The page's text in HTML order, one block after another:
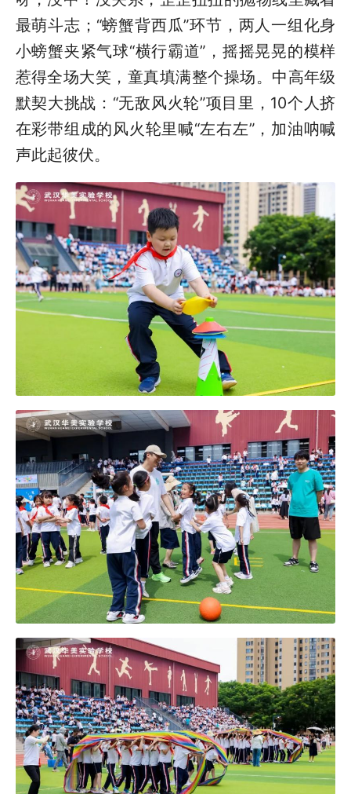
最萌斗志；“螃蟹背西瓜”环节，两人一组化身
小螃蟹夹紧气球“横行霸道”，摇摇晃晃的模样
惹得全场大笑，童真填满整个操场。中高年级
默契大挑战：“无敌风火轮”项目里，10个人挤
在彩带组成的风火轮里喊“左右左”，加油呐喊
声此起彼伏。